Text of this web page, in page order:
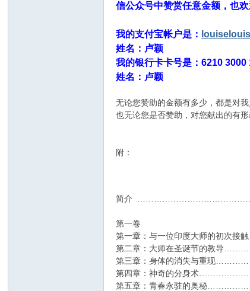
信公众号中赞赏任意金额，也
我的支付宝帐户是：
姓名：卢颖
我的银行卡卡号是：6210 3000
姓名：卢颖
无论您赞助的金额有多少，都是对
也无论您是否赞助，对您献出的有
附：
简介
第一卷
第一章：与一位印度大师的初
第二章：大师在圣诞节的教
第三章：身体的消失与重现
第四章：神奇的分身术
第五章：青春永驻的奥秘